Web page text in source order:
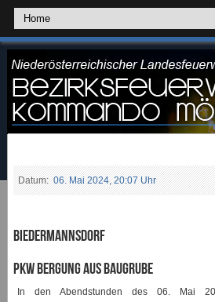
Datum: 06. Mai 2024, 20:07 Uhr
Biedermannsdorf
PKW Bergung aus Baugrube
In den Abendstunden des 06. Mai